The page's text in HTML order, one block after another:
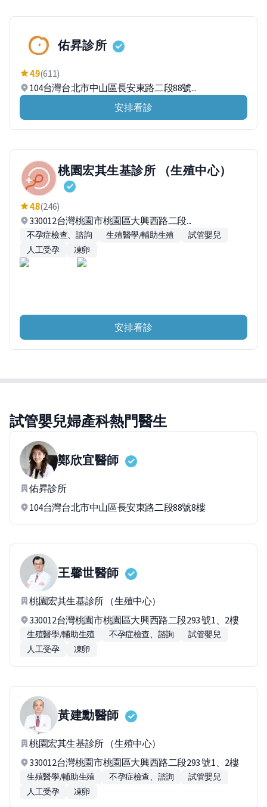
佑昇診所
4.9(611)
104台灣台北市中山區長安東路二段88號...
安排看診
桃園宏其生基診所 （生殖中心）
4.8(246)
330012台灣桃園市桃園區大興西路二段...
不孕症檢查、諮詢 生殖醫學/輔助生殖
試管嬰兒
人工受孕
凍卵
安排看診
試管嬰兒婦產科熱門醫生
鄭欣宜醫師
佑昇診所
104台灣台北市中山區長安東路二段88號8樓
王馨世醫師
桃園宏其生基診所 （生殖中心）
330012台灣桃園市桃園區大興西路二段293 號1、2樓
生殖醫學/輔助生殖 不孕症檢查、諮詢
試管嬰兒
人工受孕
凍卵
黃建勳醫師
桃園宏其生基診所 （生殖中心）
330012台灣桃園市桃園區大興西路二段293 號1、2樓
生殖醫學/輔助生殖 不孕症檢查、諮詢
試管嬰兒
人工受孕
凍卵